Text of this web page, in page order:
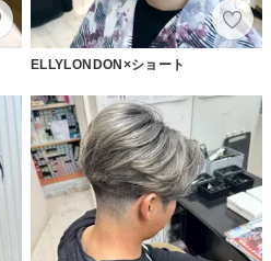
ELLYLONDON×ショート